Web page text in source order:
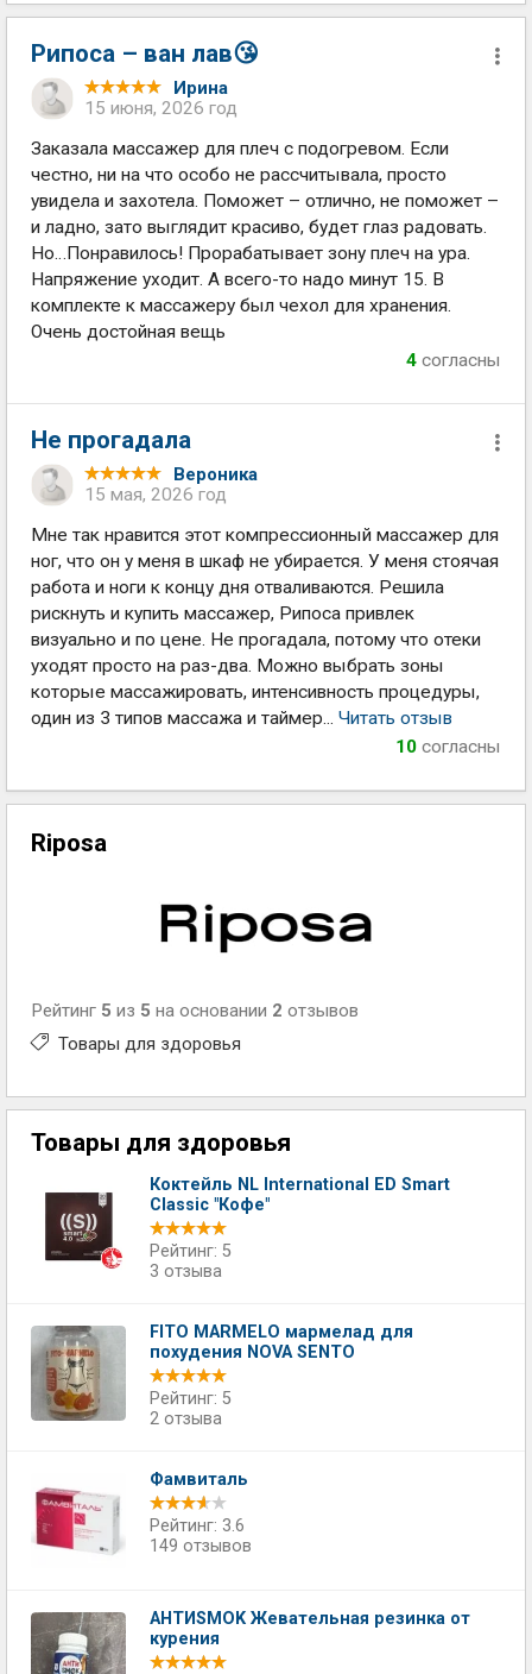
Рипоса – ван лав😘
Ирина
15 июня, 2026 год
Заказала массажер для плеч с подогревом. Если
честно, ни на что особо не рассчитывала, просто
увидела и захотела. Поможет – отлично, не поможет –
и ладно, зато выглядит красиво, будет глаз радовать.
Но…Понравилось! Прорабатывает зону плеч на ура.
Напряжение уходит. А всего-то надо минут 15. В
комплекте к массажеру был чехол для хранения.
Очень достойная вещь
4 согласны
Не прогадала
Вероника
15 мая, 2026 год
Мне так нравится этот компрессионный массажер для
ног, что он у меня в шкаф не убирается. У меня стоячая
работа и ноги к концу дня отваливаются. Решила
рискнуть и купить массажер, Рипоса привлек
визуально и по цене. Не прогадала, потому что отеки
уходят просто на раз-два. Можно выбрать зоны
которые массажировать, интенсивность процедуры,
один из 3 типов массажа и таймер... Читать отзыв
10 согласны
Riposa
Рейтинг 5 из 5 на основании 2 отзывов
Товары для здоровья
Товары для здоровья
Коктейль NL International ED Smart
Classic "Кофе"
Рейтинг: 5
3 отзыва
FITO MARMELO мармелад для
похудения NOVA SENTO
Рейтинг: 5
2 отзыва
Фамвиталь
Рейтинг: 3.6
149 отзывов
АНТИSMOK Жевательная резинка от
курения